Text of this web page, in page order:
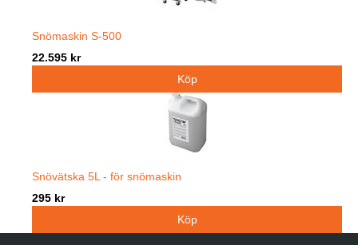
Snömaskin S-500
22.595 kr
Snövätska 5L - för snömaskin
295 kr